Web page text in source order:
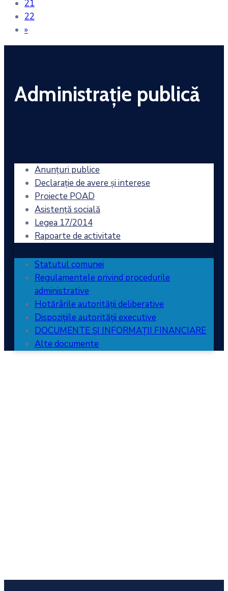
21
22
»
Administrație publică
Anunțuri publice
Declarație de avere și interese
Proiecte POAD
Asistență socială
Legea 17/2014
Rapoarte de activitate
Statutul comunei
Regulamentele privind procedurile
administrative
Hotărârile autorității deliberative
Dispozițiile autorității executive
DOCUMENTE ȘI INFORMAȚII FINANCIARE
Alte documente